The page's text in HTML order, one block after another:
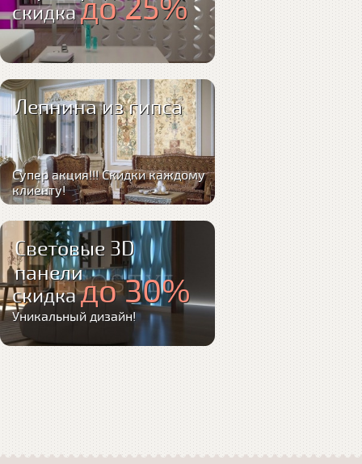
скидкадо 25%
Лепнина из гипса
Супер акция!!! Скидки каждому
клиенту!
Световые 3D
панели
скидкадо 30%
Уникальный дизайн!